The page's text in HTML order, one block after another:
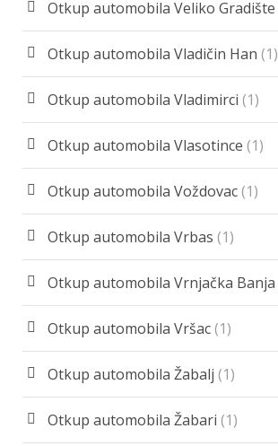
Otkup automobila Veliko Gradište
Otkup automobila Vladičin Han (1)
Otkup automobila Vladimirci (1)
Otkup automobila Vlasotince (1)
Otkup automobila Voždovac(1)
Otkup automobila Vrbas (1)
Otkup automobila Vrnjačka Banja
Otkup automobila Vršac(1)
Otkup automobila Žabalj (1)
Otkup automobila Žabari (1)